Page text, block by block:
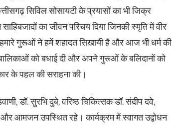
सिविल सोसायटी के प्रयासों का भी जिक्र
का जीवन परिचय दिया जिनकी स्मृति में वीर
हमारे गुरूओं ने हमें शहादत सिखायी है और आज भी धर्म की
को बधाई दी और अपने गुरूओं के बलिदानों को
के पहल की सराहना की।
डॉ. सुरभि दुबे, वरिष्ठ चिकित्सक डॉ. संदीप दवे,
और आमजन उपस्थित रहे। कार्यक्रम में स्वागत उद्बोधन